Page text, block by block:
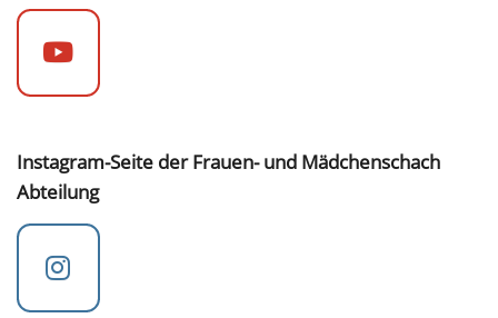
Instagram-Seite der Frauen- und Mädchenschach
Abteilung